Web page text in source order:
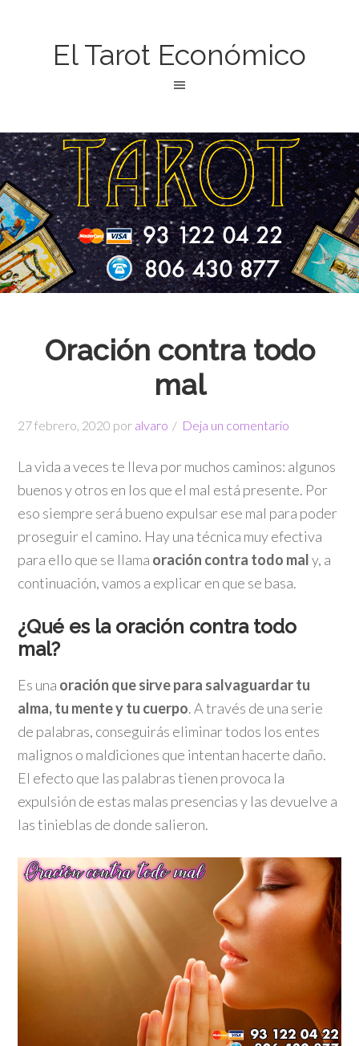
El Tarot Económico
Oración contra todo
mal
27 febrero, 2020 por alvaro Deja un comentario
La vida a veces te lleva por muchos caminos: algunos
buenos y otros en los que el mal está presente. Por
eso siempre será bueno expulsar ese mal para poder
proseguir el camino. Hay una técnica muy efectiva
para ello que se llama oración contra todo maly, a
continuación, vamos a explicar en que se basa.
¿Qué es la oración contra todo
mal?
Es una oración que sirve para salvaguardar tu
alma, tu mente y tu cuerpo. A través de una serie
de palabras, conseguirás eliminar todos los entes
malignos o maldiciones que intentan hacerte daño.
El efecto que las palabras tienen provoca la
expulsión de estas malas presencias y las devuelve a
las tinieblas de donde salieron.